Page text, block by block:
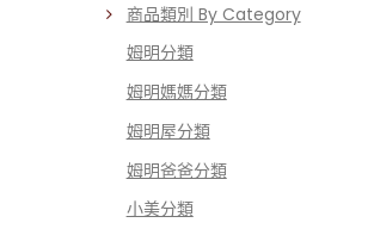
商品類別 By Category
姆明分類
姆明媽媽分類
姆明屋分類
姆明爸爸分類
小美分類